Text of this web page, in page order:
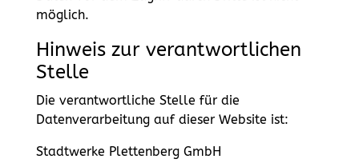
möglich.
Hinweis zur verantwortlichen
Stelle
Die verantwortliche Stelle für die
Datenverarbeitung auf dieser Website ist:
Stadtwerke Plettenberg GmbH